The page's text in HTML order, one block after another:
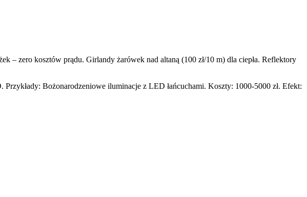
– zero kosztów prądu. Girlandy żarówek nad altaną (100 zł/10 m) dla ciepła. Reflektory
Bożonarodzeniowe iluminacje z LED łańcuchami. Koszty: 1000-5000 zł. Efekt: